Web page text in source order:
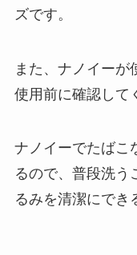
ズです。
また、ナノイーが
使用前に確認して
ナノイーでたばこ
るので、普段洗う
るみを清潔にでき